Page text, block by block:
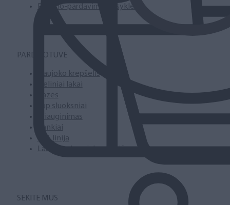
Pirkimo-pardavimo taisyklės
PARDUOTUVĖ
Naujoko krepšelis
Geliniai lakai
Bazės
Top sluoksniai
Priauginimas
Įrankiai
SPA linija
Laufwunder pėdų priežiūra
SEKITE MUS